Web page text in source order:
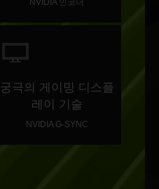
NVIDIA 인코더
궁극의 게이밍 디스플
레이 기술
NVIDIA G-SYNC